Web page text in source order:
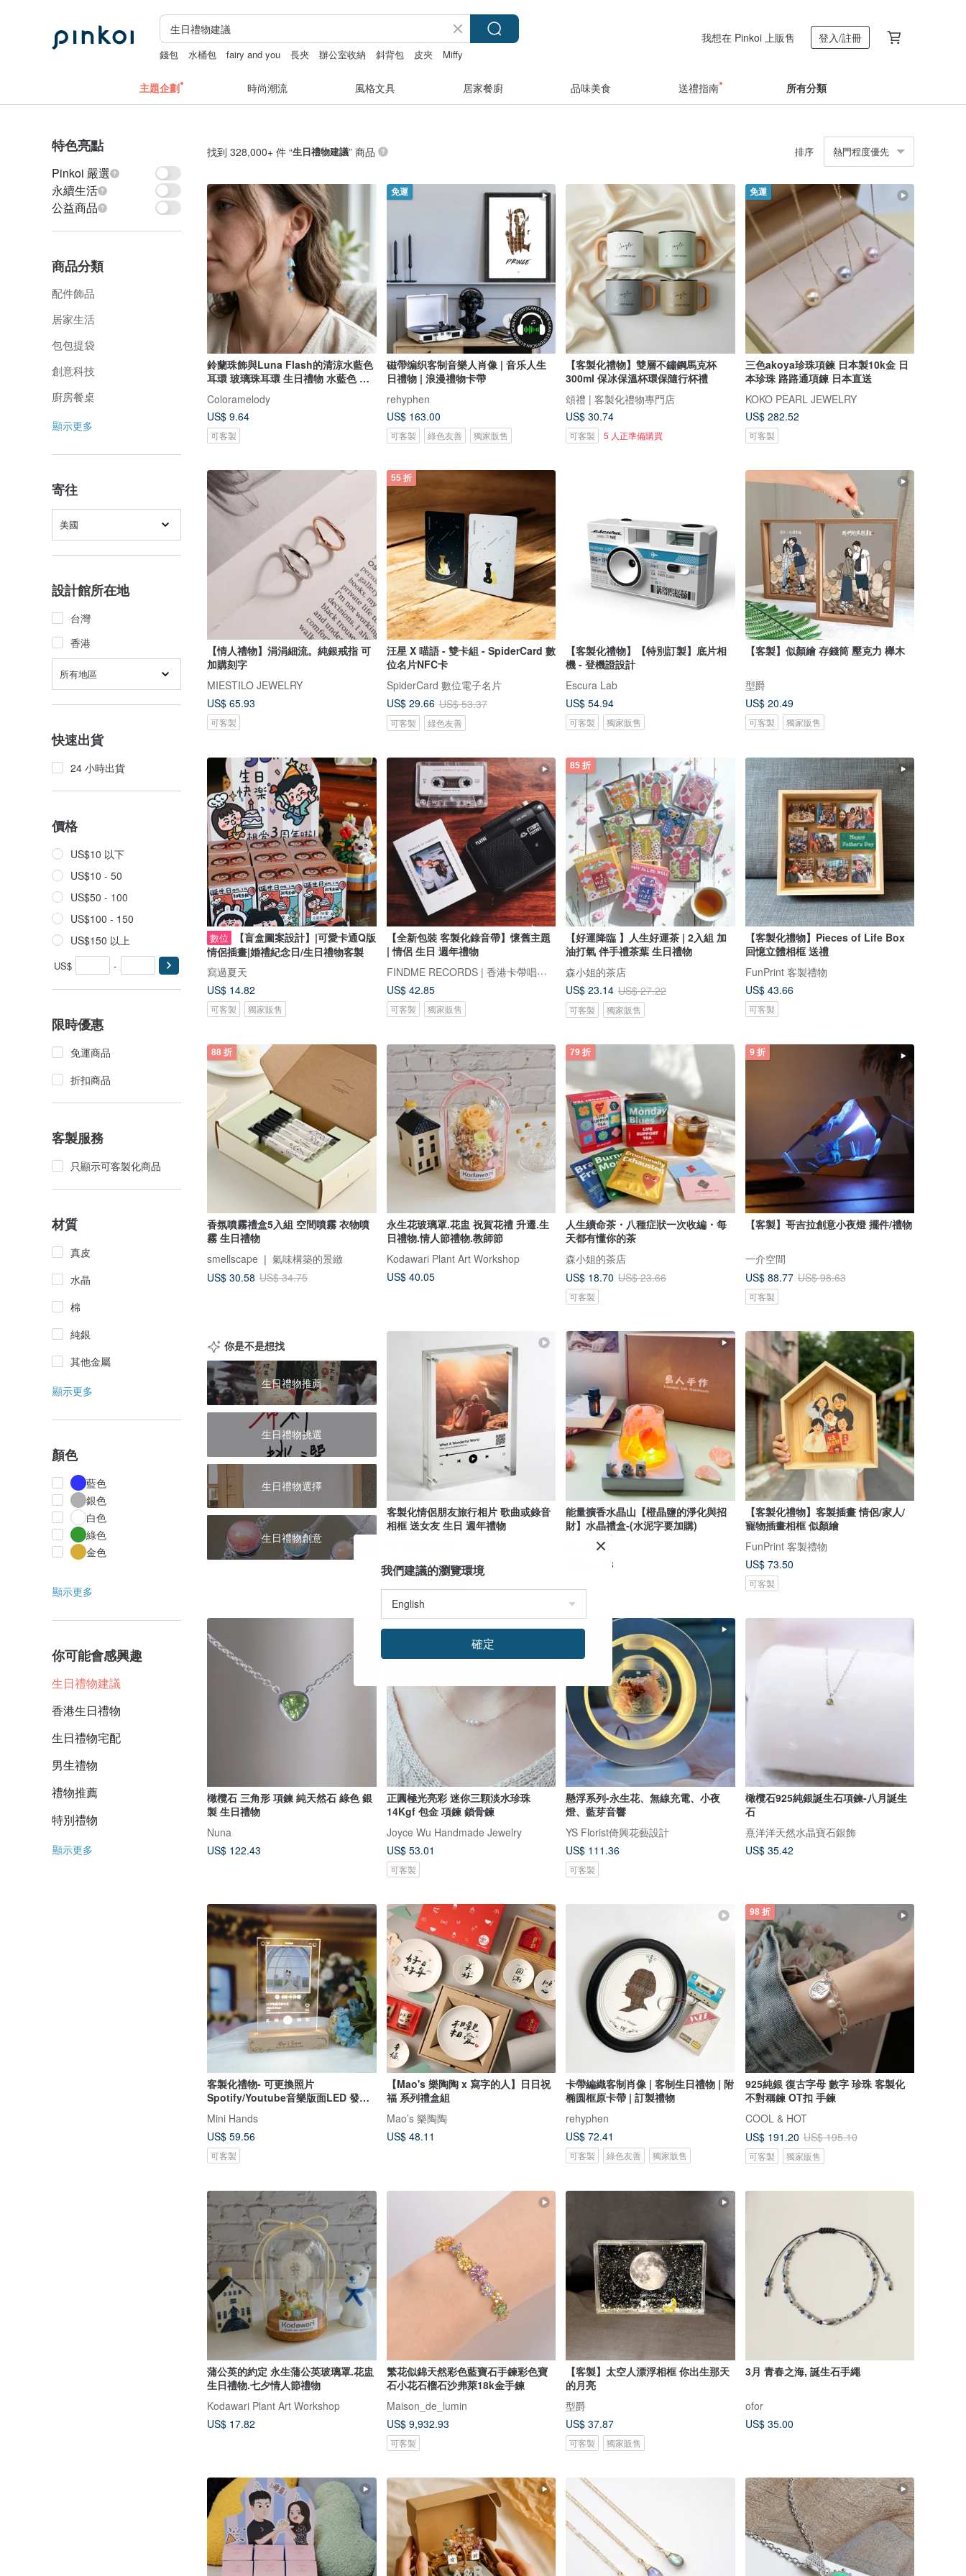
錢包 水桶包 fairy and you 長夾 辦公室收納 斜背包 皮夾 Miffy
我想在 Pinkoi 上販售 登入/註冊
主題企劃 時尚潮流 風格文具 居家餐廚 品味美食 送禮指南 所有分類
特色亮點
Pinkoi 嚴選
永續生活
公益商品
商品分類
配件飾品
居家生活
包包提袋
創意科技
廚房餐桌
顯示更多
寄往
美國
設計館所在地
台灣
香港
所有地區
快速出貨
24 小時出貨
價格
US$10 以下
US$10 - 50
US$50 - 100
US$100 - 150
US$150 以上
US$ -
限時優惠
免運商品
折扣商品
客製服務
只顯示可客製化商品
材質
真皮
水晶
棉
純銀
其他金屬
顯示更多
顏色
藍色
銀色
白色
綠色
金色
顯示更多
你可能會感興趣
生日禮物建議
香港生日禮物
生日禮物宅配
男生禮物
禮物推薦
特別禮物
顯示更多
找到 328,000+ 件 “生日禮物建議” 商品 排序 熱門程度優先
鈴蘭珠飾與Luna Flash的清涼水藍色
耳環 玻璃珠耳環 生日禮物 水藍色 鈴
Coloramelody
US$ 9.64
可客製
免運
磁帶编织客制音樂人肖像 | 音乐人生
日禮物 | 浪漫禮物卡帶
rehyphen
US$ 163.00
可客製 綠色友善 獨家販售
【客製化禮物】雙層不鏽鋼馬克杯
300ml 保冰保溫杯環保隨行杯禮
頌禮 | 客製化禮物專門店
US$ 30.74
可客製 5 人正準備購買
免運
三色akoya珍珠項鍊 日本製10k金 日
本珍珠 路路通項鍊 日本直送
KOKO PEARL JEWELRY
US$ 282.52
可客製
【情人禮物】涓涓細流。純銀戒指 可
加購刻字
MIESTILO JEWELRY
US$ 65.93
可客製
55 折
汪星 X 喵語 - 雙卡組 - SpiderCard 數
位名片NFC卡
SpiderCard 數位電子名片
US$ 29.66 US$ 53.37
可客製 綠色友善
【客製化禮物】【特別訂製】底片相
機 - 登機證設計
Escura Lab
US$ 54.94
可客製 獨家販售
【客製】似顏繪 存錢筒 壓克力 櫸木
型爵
US$ 20.49
可客製 獨家販售
數位
【盲盒圖案設計】|可愛卡通Q版
情侶插畫|婚禮紀念日/生日禮物客製
寫過夏天
US$ 14.82
可客製 獨家販售
【全新包裝 客製化錄音帶】懷舊主題
| 情侶 生日 週年禮物
FINDME RECORDS | 香港卡帶唱片生活店
US$ 42.85
可客製 獨家販售
85 折
【好運降臨 】人生好運茶 | 2入組 加
油打氣 伴手禮茶葉 生日禮物
森小姐的茶店
US$ 23.14 US$ 27.22
可客製 獨家販售
【客製化禮物】Pieces of Life Box
回憶立體相框 送禮
FunPrint 客製禮物
US$ 43.66
可客製
88 折
香氛噴霧禮盒5入組 空間噴霧 衣物噴
霧 生日禮物
smellscape ❘ 氣味構築的景緻
US$ 30.58 US$ 34.75
永生花玻璃罩.花盅 祝賀花禮 升遷.生
日禮物.情人節禮物.教師節
Kodawari Plant Art Workshop
US$ 40.05
79 折
人生續命茶・八種症狀一次收編・每
天都有懂你的茶
森小姐的茶店
US$ 18.70 US$ 23.66
可客製
9 折
【客製】哥吉拉創意小夜燈 擺件/禮物
一介空間
US$ 88.77 US$ 98.63
可客製
你是不是想找
生日禮物推薦
生日禮物挑選
生日禮物選擇
生日禮物創意
客製化情侶朋友旅行相片 歌曲或錄音
相框 送女友 生日 週年禮物
US$ 30.12
能量擴香水晶山【橙晶鹽的淨化與招
財】水晶禮盒-(水泥字要加購)
島人手作
US$ 48.73
【客製化禮物】客製插畫 情侶/家人/
寵物插畫相框 似顏繪
FunPrint 客製禮物
US$ 73.50
可客製
橄欖石 三角形 項鍊 純天然石 綠色 銀
製 生日禮物
Nuna
US$ 122.43
正圓極光亮彩 迷你三顆淡水珍珠
14Kgf 包金 項鍊 鎖骨鍊
Joyce Wu Handmade Jewelry
US$ 53.01
可客製
懸浮系列-永生花、無線充電、小夜
燈、藍芽音響
YS Florist倚興花藝設計
US$ 111.36
可客製
橄欖石925純銀誕生石項鍊-八月誕生
石
熹洋洋天然水晶寶石銀飾
US$ 35.42
客製化禮物- 可更換照片
Spotify/Youtube音樂版面LED 發光
相架
Mini Hands
US$ 59.56
可客製
【Mao's 樂陶陶 x 寫字的人】日日祝
福 系列禮盒組
Mao’s 樂陶陶
US$ 48.11
卡帶編織客制肖像 | 客制生日禮物 | 附
椭圆框原卡帶 | 訂製禮物
rehyphen
US$ 72.41
可客製 綠色友善 獨家販售
98 折
925純銀 復古字母 數字 珍珠 客製化
不對稱鍊 OT扣 手鍊
COOL & HOT
US$ 191.20 US$ 195.10
可客製 獨家販售
蒲公英的約定 永生蒲公英玻璃罩.花盅
生日禮物.七夕情人節禮物
Kodawari Plant Art Workshop
US$ 17.82
繁花似錦天然彩色藍寶石手鍊彩色寶
石小花石榴石沙弗萊18k金手鍊
Maison_de_lumin
US$ 9,932.93
可客製
【客製】太空人漂浮相框 你出生那天
的月亮
型爵
US$ 37.87
可客製 獨家販售
3月 青春之海, 誕生石手繩
ofor
US$ 35.00
我們建議的瀏覽環境
確定